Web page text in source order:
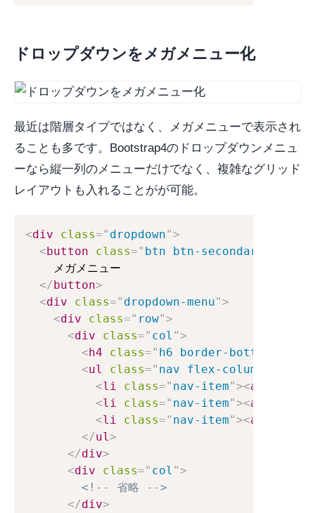
ドロップダウンをメガメニュー化
最近は階層タイプではなく、メガメニューで表示され
ることも多です。Bootstrap4のドロップダウンメニュ
ーなら縦一列のメニューだけでなく、複雑なグリッド
レイアウトも入れることがが可能。
<div class=" dropdown">
<button class=" btn btn-secondary
    メガメニュー
</button>
<div class=" dropdown-menu">
<div class=" row">
<div class=" col ">
<h4 class=" h6 border-bottom
<ul class=" nav flex-column
<li class=" nav-item"><a
<li class=" nav-item"><a
<li class=" nav-item"><a
</ul >
</div>
<div class=" col ">
<!-- 省略 -->
</div>